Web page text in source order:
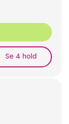
Se 4 hold